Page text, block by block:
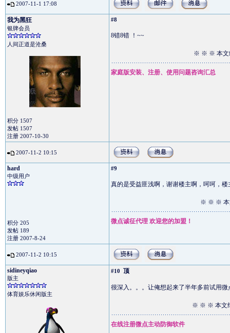
2007-11-1 17:08
我为黑狂
银牌会员
人间正道是沧桑
积分 1507
发帖 1507
注册 2007-10-30
#8
8错8错 ！~~
※ ※ ※ 本文
家庭版安装、注册、使用问题咨询汇总
2007-11-2 10:15
hard
中级用户
积分 205
发帖 189
注册 2007-8-24
#9
真的是受益匪浅啊，谢谢楼主啊，呵呵，
※ ※ ※ 本
微点诚征代理 欢迎您的加盟！
2007-11-2 10:15
sidineyqiao
版主
体育娱乐休闲版主
#10 顶
很深入。。。让俺想起来了半年多前试用
※ ※ ※ 本文
在线注册微点主动防御软件